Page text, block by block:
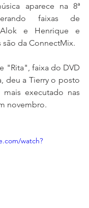
aparece na 8ª
faixas de
e Henrique e
da ConnectMix.
"Rita", faixa do DVD
deu a Tierry o posto
executado nas
novembro.
watch?